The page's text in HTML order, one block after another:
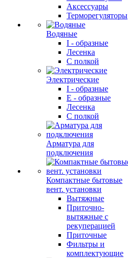
Аксессуары
Терморегуляторы
Водяные
I - образные
Лесенка
С полкой
Электрические
I - образные
E - образные
Лесенка
С полкой
Арматура для
подключения
Компактные бытовые
вент. установки
Вытяжные
Приточно-
вытяжные с
рекуперацией
Приточные
Фильтры и
комплектующие